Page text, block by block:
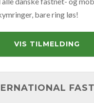
bare ring løs!
VIS TILMELDING